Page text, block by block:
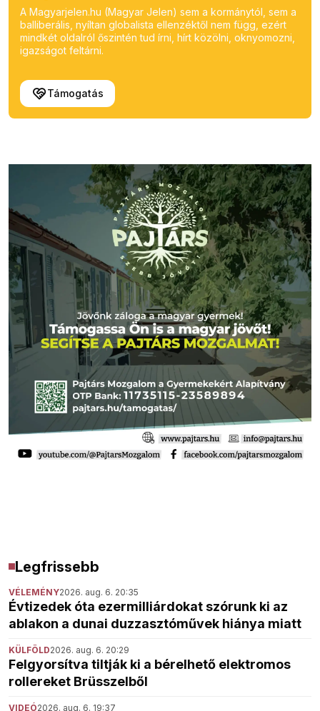
A Magyarjelen.hu (Magyar Jelen) sem a kormánytól, sem a
balliberális, nyíltan globalista ellenzéktől nem függ, ezért
mindkét oldalról őszintén tud írni, hírt közölni, oknyomozni,
igazságot feltárni.
Támogatás
Legfrissebb
VÉLEMÉNY2026. aug. 6. 20:35
Évtizedek óta ezermilliárdokat szórunk ki az
ablakon a dunai duzzasztóművek hiánya miatt
KÜLFÖLD2026. aug. 6. 20:29
Felgyorsítva tiltják ki a bérelhető elektromos
rollereket Brüsszelből
VIDEÓ2026. aug. 6. 19:37